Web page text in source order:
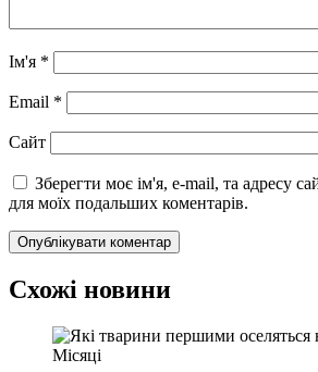
Ім'я *
Email *
Сайт
Зберегти моє ім'я, e-mail, та адресу
для моїх подальших коментарів.
Схожі новини